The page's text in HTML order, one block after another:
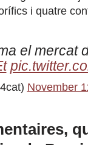
i quatre
el mercat
November